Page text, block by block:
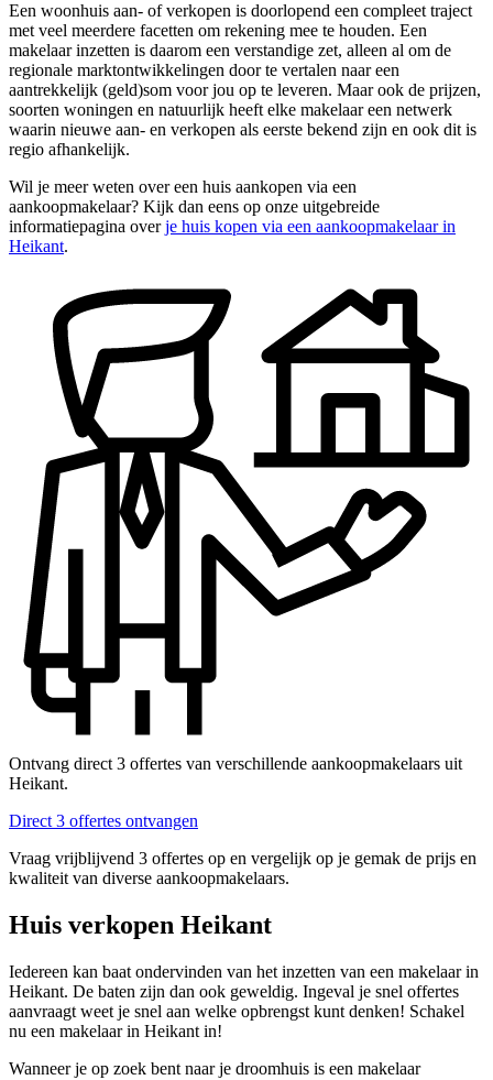
Een woonhuis aan- of verkopen is doorlopend een compleet traject
met veel meerdere facetten om rekening mee te houden. Een
makelaar inzetten is daarom een verstandige zet, alleen al om de
regionale marktontwikkelingen door te vertalen naar een
aantrekkelijk (geld)som voor jou op te leveren. Maar ook de prijzen,
soorten woningen en natuurlijk heeft elke makelaar een netwerk
waarin nieuwe aan- en verkopen als eerste bekend zijn en ook dit is
regio afhankelijk.
Wil je meer weten over een huis aankopen via een
aankoopmakelaar? Kijk dan eens op onze uitgebreide
informatiepagina overje huis kopen via een aankoopmakelaar in
Heikant.
Ontvang direct 3 offertes van verschillende aankoopmakelaars uit
Heikant.
Direct 3 offertes ontvangen
Vraag vrijblijvend 3 offertes op en vergelijk op je gemak de prijs en
kwaliteit van diverse aankoopmakelaars.
Huis verkopen Heikant
Iedereen kan baat ondervinden van het inzetten van een makelaar in
Heikant. De baten zijn dan ook geweldig. Ingeval je snel offertes
aanvraagt weet je snel aan welke opbrengst kunt denken! Schakel
nu een makelaar in Heikant in!
Wanneer je op zoek bent naar je droomhuis is een makelaar